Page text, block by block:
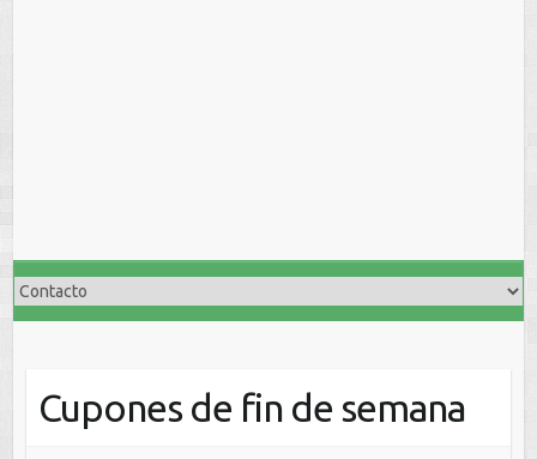
Cupones de fin de semana